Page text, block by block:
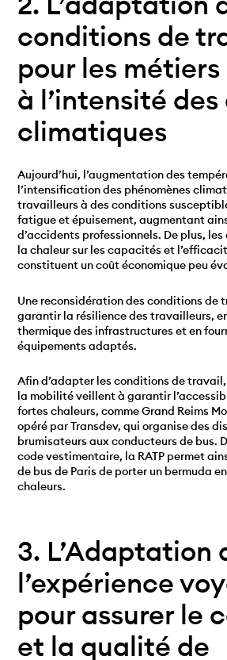
conditions de
pour les métiers
à l’intensité
climatiques
Aujourd’hui, l’augmentation des
l’intensification des phénomènes
travailleurs à des conditions
fatigue et épuisement, augmentant
d’accidents professionnels. De plus,
la chaleur sur les capacités et
constituent un coût économique peu
Une reconsidération des conditions de
garantir la résilience des travailleurs,
thermique des infrastructures et en
équipements adaptés.
Afin d’adapter les conditions de
la mobilité veillent à garantir
fortes chaleurs, comme Grand Reims
opéré par Transdev, qui organise des
brumisateurs aux conducteurs de bus.
code vestimentaire, la RATP permet
de bus de Paris de porter un bermuda
chaleurs.
3. L’Adaptation
l’expérience
pour assurer le
et la qualité de